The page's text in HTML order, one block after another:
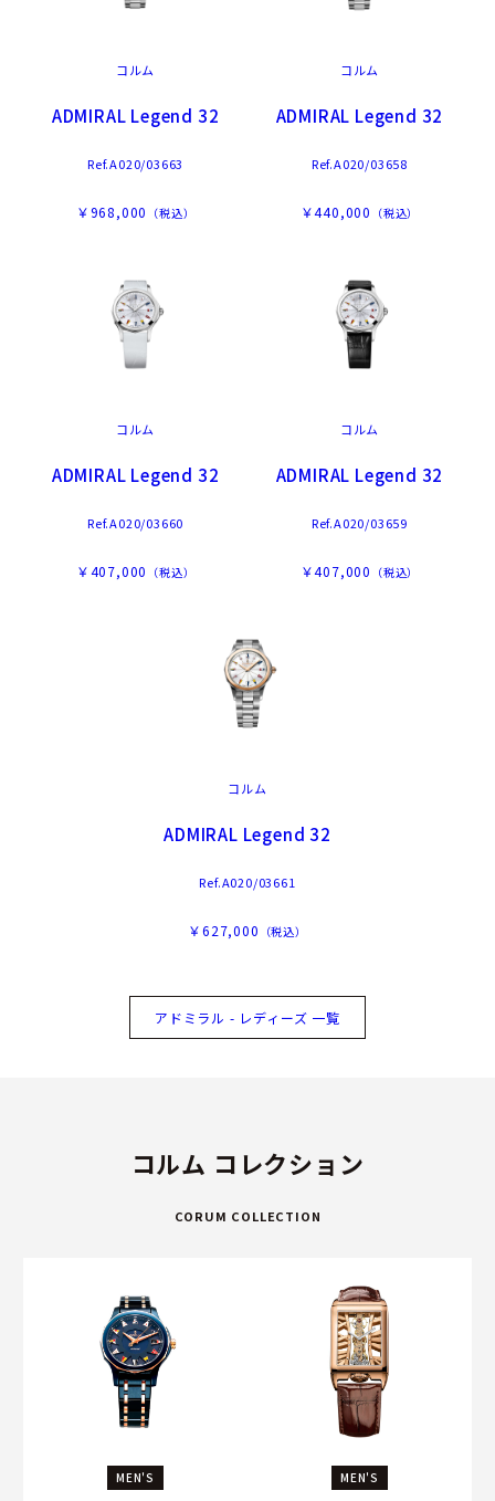
コルム
ADMIRAL Legend 32
Ref.A020/03663
￥968,000 （税込）
コルム
ADMIRAL Legend 32
Ref.A020/03658
￥440,000 （税込）
コルム
ADMIRAL Legend 32
Ref.A020/03660
￥407,000 （税込）
コルム
ADMIRAL Legend 32
Ref.A020/03659
￥407,000 （税込）
コルム
ADMIRAL Legend 32
Ref.A020/03661
￥627,000 （税込）
アドミラル - レディーズ 一覧
コルム コレクション
CORUM COLLECTION
MEN'S MEN'S